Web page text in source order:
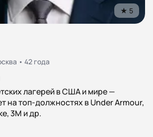
★ 5
• 42 года
лагерей в США и мире —
на топ-должностях в Under Armour,
3M и др.